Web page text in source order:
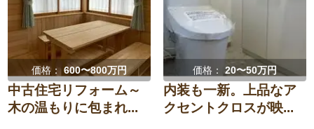
価格：600〜800万円
中古住宅リフォーム～
木の温もりに包まれ...
価格： 20〜50万円
内装も一新。上品なア
クセントクロスが映...